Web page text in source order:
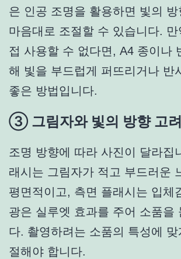
은 인공 조명을 활용하면 빛의
마음대로 조절할 수 있습니다. 만
접 사용할 수 없다면, A4 종이나
해 빛을 부드럽게 퍼뜨리거나 반
좋은 방법입니다.
③ 그림자와 빛의 방향 고려
조명 방향에 따라 사진이 달라집
래시는 그림자가 적고 부드러운
평면적이고, 측면 플래시는 입체
광은 실루엣 효과를 주어 소품을
다. 촬영하려는 소품의 특성에
절해야 합니다.